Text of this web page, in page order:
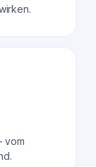
vom